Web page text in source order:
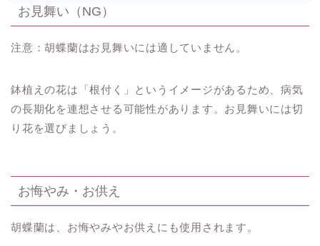
お見舞い（NG）
注意：胡蝶蘭はお見舞いには適していません。
鉢植えの花は「根付く」というイメージがあるため、病気
の長期化を連想させる可能性があります。お見舞いには切
り花を選びましょう。
お悔やみ・お供え
胡蝶蘭は、お悔やみやお供えにも使用されます。